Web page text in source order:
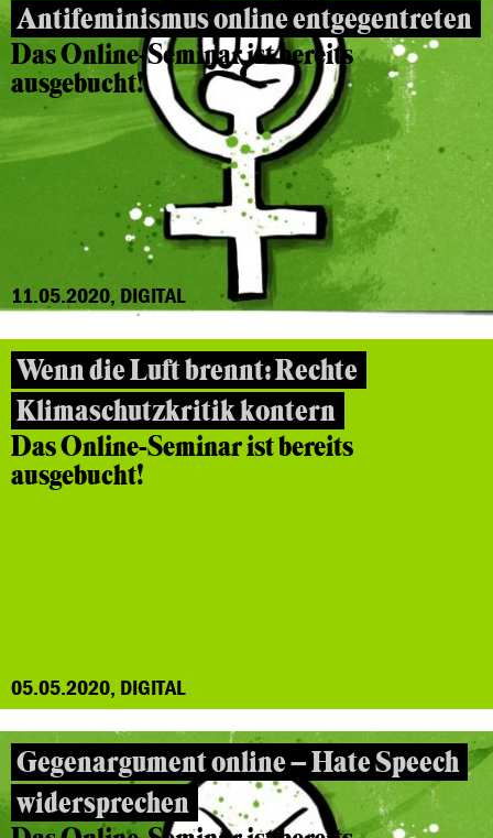
Antifeminismus online entgegentreten
Das Online-Seminar ist bereits
ausgebucht!
11.05.2020, DIGITAL
Wenn die Luft brennt: Rechte
Klimaschutzkritik kontern
Das Online-Seminar ist bereits
ausgebucht!
05.05.2020, DIGITAL
Gegenargument online – Hate Speech
widersprechen